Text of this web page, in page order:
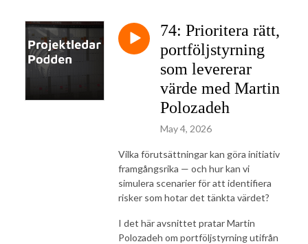
Fokus är alltid på vad vi kan lära oss snarare än på personen som
intervjuas.
74: Prioritera rätt,
portföljstyrning
som levererar
värde med Martin
Polozadeh
May 4, 2026
Vilka förutsättningar kan göra initiativ
framgångsrika — och hur kan vi
simulera scenarier för att identifiera
risker som hotar det tänkta värdet?
I det här avsnittet pratar Martin
Polozadeh om portföljstyrning utifrån